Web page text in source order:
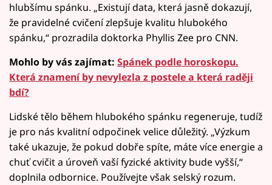
hlubšímu spánku. „Existují data, která jasně dokazují,
že pravidelné cvičení zlepšuje kvalitu hlubokého
spánku,“ prozradila doktorka Phyllis Zee pro CNN.
Mohlo by vás zajímat: Spánek podle horoskopu.
Která znamení by nevylezla z postele a která raději
bdí?
Lidské tělo během hlubokého spánku regeneruje, tudíž
je pro nás kvalitní odpočinek velice důležitý. „Výzkum
také ukazuje, že pokud dobře spíte, máte více energie a
chuť cvičit a úroveň vaší fyzické aktivity bude vyšší,“
doplnila odbornice. Používejte však selský rozum.